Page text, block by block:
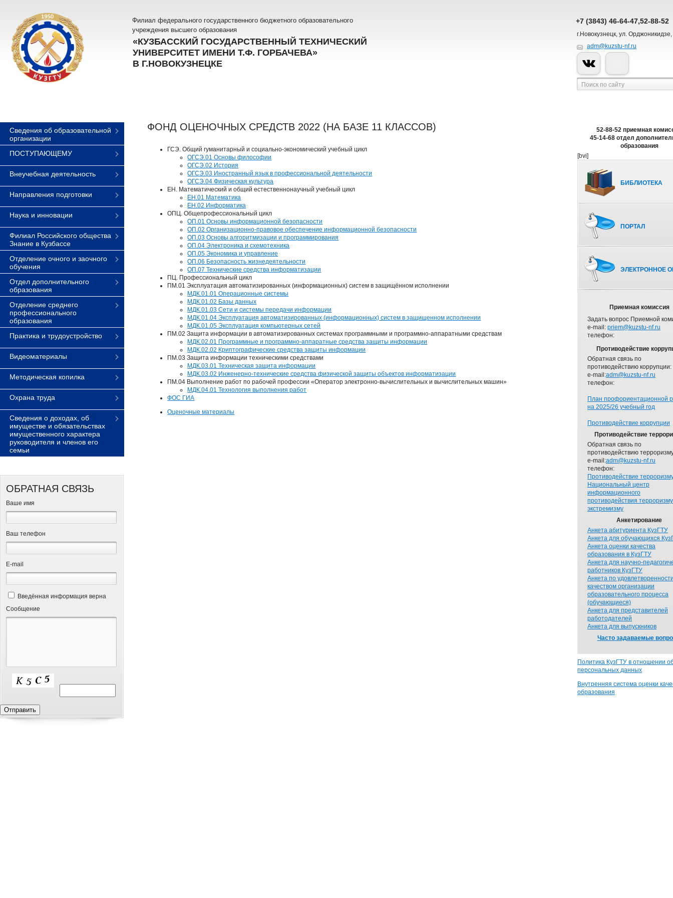
Филиал федерального государственного бюджетного образовательного
учреждения высшего образования
«КУЗБАССКИЙ ГОСУДАРСТВЕННЫЙ ТЕХНИЧЕСКИЙ
УНИВЕРСИТЕТ ИМЕНИ Т.Ф. ГОРБАЧЕВА»
В Г.НОВОКУЗНЕЦКЕ
+7 (3843) 46-64-47,52-88-52
г.Новокузнецк, ул.
adm@kuzstu-nf.ru
Сведения об образовательной
организации
ПОСТУПАЮЩЕМУ
Внеучебная деятельность
Направления подготовки
Наука и инновации
Филиал Российского общества
Знание в Кузбассе
Отделение очного и заочного
обучения
Отдел дополнительного
образования
Отделение среднего
профессионального
образования
Практика и трудоустройство
Видеоматериалы
Методическая копилка
Охрана труда
Сведения о доходах, об
имуществе и обязательствах
имущественного характера
руководителя и членов его
семьи
ОБРАТНАЯ СВЯЗЬ
Ваше имя
Ваш телефон
Е-mail
Введённая информация верна
Сообщение
52-88-52 приемная
45-14-68 отдел
образования
[bvi]
БИБЛИОТЕКА
ПОРТАЛ
ЭЛЕКТРОННОЕ
Приемная комиссия
Задать вопрос Приемной
e-mail: priem@kuzstu-nf.ru
телефон:
Противодействие
Обратная связь по
противодействию коррупции:
e-mail:adm@kuzstu-nf.ru
телефон:
План профориентационной
на 2025/26 учебный год
Противодействие коррупции
Противодействие
Обратная связь по
противодействию
e-mail:adm@kuzstu-nf.ru
телефон:
Противодействие
Национальный центр
информационного
противодействия
экстремизму
Анкетирование
Анкета абитуриента КузГТУ
Анкета для обучающихся
Анкета оценки качества
образования в КузГТУ
Анкета для научно-
работников КузГТУ
Анкета по
качеством организации
образовательного процесса
(обучающиеся)
Анкета для представителей
работодателей
Анкета для выпускников
Часто задаваемые
Политика КузГТУ в отношении
персональных данных
Внутренняя система оценки
образования
ФОНД ОЦЕНОЧНЫХ СРЕДСТВ 2022 (НА БАЗЕ 11 КЛАССОВ)
ГСЭ. Общий гуманитарный и социально-экономический учебный цикл
ОГСЭ.01 Основы философии
ОГСЭ.02 История
ОГСЭ.03 Иностранный язык в профессиональной деятельности
ОГСЭ.04 Физическая культура
ЕН. Математический и общий естественнонаучный учебный цикл
ЕН.01 Математика
ЕН.02 Информатика
ОПЦ. Общепрофессиональный цикл
ОП.01 Основы информационной безопасности
ОП.02 Организационно-правовое обеспечение информационной безопасности
ОП.03 Основы алгоритмизации и программирования
ОП.04 Электроника и схемотехника
ОП.05 Экономика и управление
ОП.06 Безопасность жизнедеятельности
ОП.07 Технические средства информатизации
ПЦ. Профессиональный цикл
ПМ.01 Эксплуатация автоматизированных (информационных) систем в защищённом исполнении
МДК.01.01 Операционные системы
МДК.01.02 Базы данных
МДК.01.03 Сети и системы передачи информации
МДК.01.04 Эксплуатация автоматизированных (информационных) систем в защищенном исполнении
МДК.01.05 Эксплуатация компьютерных сетей
ПМ.02 Защита информации в автоматизированных системах программными и программно-аппаратными средствам
МДК.02.01 Программные и программно-аппаратные средства защиты информации
МДК.02.02 Криптографические средства защиты информации
ПМ.03 Защита информации техническими средствами
МДК.03.01 Техническая защита информации
МДК.03.02 Инженерно-технические средства физической защиты объектов информатизации
ПМ.04 Выполнение работ по рабочей профессии «Оператор электронно-вычислительных и вычислительных машин»
МДК.04.01 Технология выполнения работ
ФОС ГИА
Оценочные материалы